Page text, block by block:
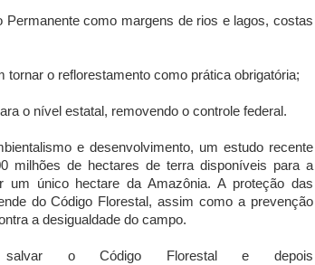
como margens de rios e lagos, costas
o reflorestamento como prática obrigatória;
o nível estatal, removendo o controle federal.
e desenvolvimento, um estudo recente
milhões de hectares de terra disponíveis para a
um único hectare da Amazônia. A proteção das
do Código Florestal, assim como a prevenção
a desigualdade do campo.
o Código Florestal e depois